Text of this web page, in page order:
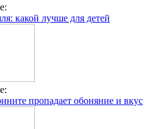
какой лучше для детей
пропадает обоняние и вкус